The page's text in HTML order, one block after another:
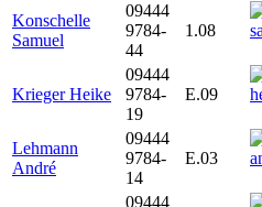
Konschelle
Samuel
09444
9784-
44
1.08
Krieger Heike
09444
9784-
19
E.09
Lehmann
André
09444
9784-
14
E.03
09444